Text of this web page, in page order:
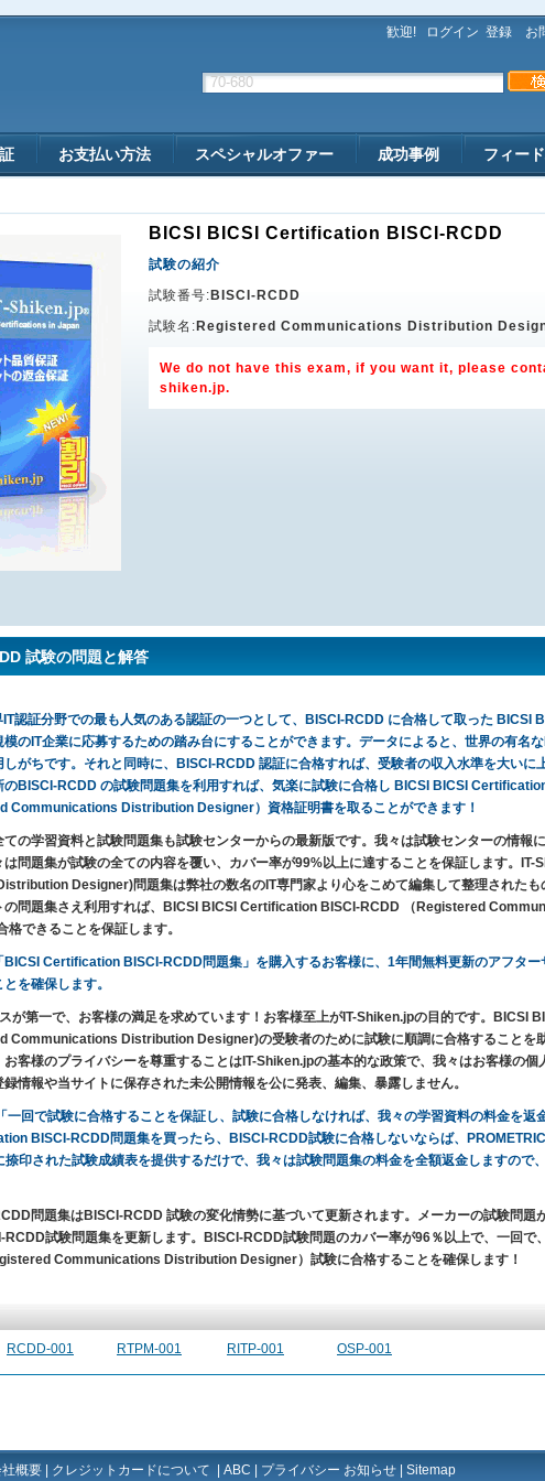
歓迎! ログイン 登録 お
お支払い方法 スペシャルオファー 成功事例 フィー
BICSI BICSI Certification BISCI-RCDD
試験の紹介
試験番号: BISCI-RCDD
試験名: Registered Communications Distribution
We do not have this exam, if you want it, please
shiken.jp.
試験の問題と解答
IT認証分野での最も人気のある認証の一つとして、BISCI-RCDD に合格して取った BICSI
模のIT企業に応募するための踏み台にすることができます。データによると、世界の有名
がちです。それと同時に、BISCI-RCDD 認証に合格すれば、受験者の収入水準を大いに
のBISCI-RCDD の試験問題集を利用すれば、気楽に試験に合格し BICSI BICSI
Communications Distribution Designer）資格証明書を取ることができます！
の学習資料と試験問題集も試験センターからの最新版です。我々は試験センターの情報
は問題集が試験の全ての内容を覆い、カバー率が99%以上に達することを保証します。
Designer)問題集は弊社の数名のIT専門家より心をこめて編集して整理されたも
の問題集さえ利用すれば、BICSI BICSI Certification BISCI-RCDD （Registered
できることを保証します。
Certification BISCI-RCDD問題集」を購入するお客様に、1年間無料更新のアフター
を確保します。
が第一で、お客様の満足を求めています！お客様至上がIT-Shiken.jpの目的です。BICSI
Communications Distribution Designer)の受験者のために試験に順調に合格することを
お客様のプライバシーを尊重することはIT-Shiken.jpの基本的な政策で、我々はお客様の個
情報や当サイトに保存された未公開情報を公に発表、編集、暴露しません。
一回で試験に合格することを保証し、試験に合格しなければ、我々の学習資料の料金を返
BISCI-RCDD問題集を買ったら、BISCI-RCDD試験に合格しないならば、
捺印された試験成績表を提供するだけで、我々は試験問題集の料金を全額返金しますので
問題集はBISCI-RCDD 試験の変化情勢に基づいて更新されます。メーカーの試験問題
試験問題集を更新します。BISCI-RCDD試験問題のカバー率が96％以上で、一回
Communications Distribution Designer）試験に合格することを確保します！
RCDD-001 RTPM-001 RITP-001 OSP-001
概要 クレジットカードについて ABC プライバシー お知らせ Sitemap